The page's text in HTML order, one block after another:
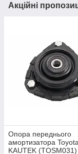
Акційні
Опора переднього
амортизатора
KAUTEK (TOSM031)